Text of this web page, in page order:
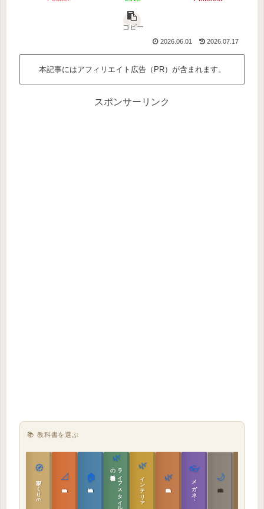
コピー
2026.06.01 2026.07.17
本記事にはアフィリエイト広告（PR）が含まれます。
スポンサーリンク
📚 教科書を選ぶ
🧭
家づくりの教科書 📐
実施設計の教科書
🏠
性能設計の教科書
🌿
ラ
イ
フ
ス
タ
イ
ル
の
教科書 🌿
インテリア設計 🌿
敷地設計の教科書
👓
メガネ｜転職 🌙
建築思想の教科書